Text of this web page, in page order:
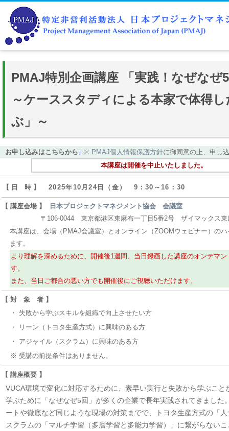
PMAJ特別企画講座 「実践！なぜなぜ
～ケーススタディによる本家で体得
ぶ」～
お申し込みはこちらから↓ ※ PMAJ個人情報保護方針に御同意の上、申し
本講座は開催を中止いたしました。
【 日 時 】 2025年10月24日（金） 9：30～16：30
【 講座会場 】
日本プロジェクトマネジメント協会 会議室
〒106-0044 東京都港区東麻布一丁目5番2号 ザイマックス東
本講座は、会場（PMAJ会議室）とオンライン（ZOOMウェビナー）の
ます。
より理解を深めるために、開催後1週間、当日録画した講座のオンデマ
す。
また、当日ご都合の悪い方でも開催後にご視聴いただけます。
【 対 象 者 】
・
失敗から学ぶスキルを組織で向上させたい方
・
リーン（トヨタ生産方式）に興味のある方
・
アジャイル（スクラム）に興味のある方
※ 受講の前提条件はありません。
【 講座概要 】
VUCA環境で変化に対応するために、素早い実行と失敗から学ぶこと
学ぶために「なぜなぜ5回」が多くの企業で長年実践されてきました
ートや徹底など同じような現場の対策までで、トヨタ生産方式の「
スクラムの「マルチ学習（多層学習と多能力学習）」に繋がらない